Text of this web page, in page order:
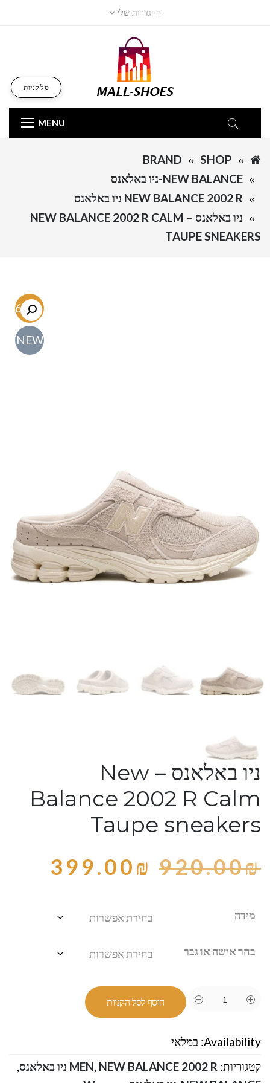
ההגדרות שלי
MENU
סל קניות
SHOP
BRAND
NEW BALANCE-ניו באלאנס
NEW BALANCE 2002 R ניו באלאנס
ניו באלאנס – NEW BALANCE 2002 R CALM
TAUPE SNEAKERS
-56.6%
NEW
ניו באלאנס – New
Balance 2002 R Calm
Taupe sneakers
920.00₪
399.00₪
מידה
בחר אישה או גבר
הוסף לסל הקניות
Availability: במלאי
קטגוריות:
MEN, NEW BALANCE 2002 R ניו באלאנס
,